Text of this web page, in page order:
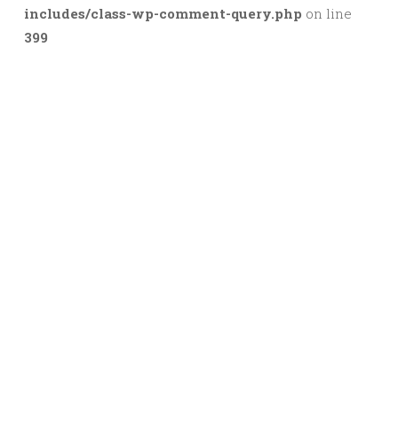
includes/class-wp-comment-query.php on line
399